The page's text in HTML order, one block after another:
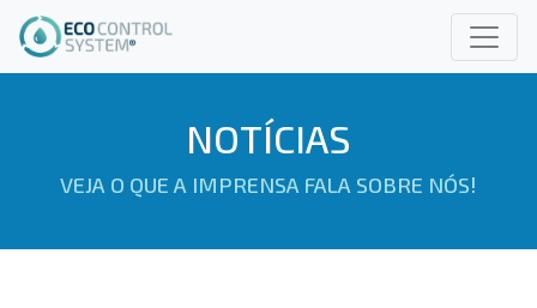
Pular
para
o
NOTÍCIAS
VEJA O QUE A IMPRENSA FALA SOBRE NÓS!